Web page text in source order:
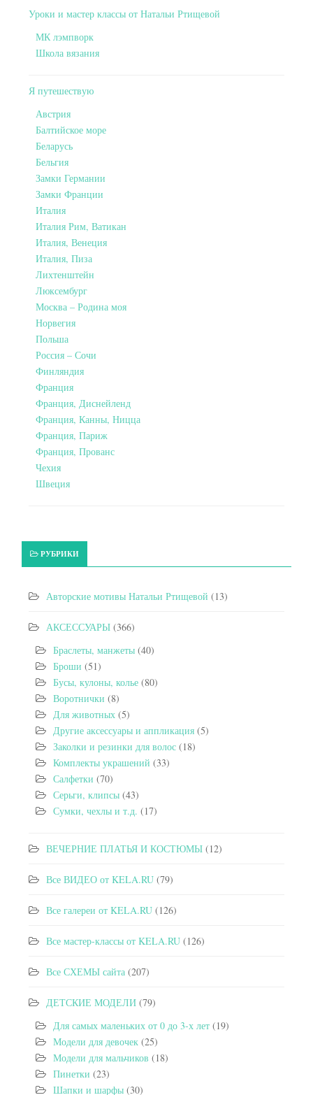
Уроки и мастер классы от Натальи Ртищевой
МК лэмпворк
Школа вязания
Я путешествую
Австрия
Балтийское море
Беларусь
Бельгия
Замки Германии
Замки Франции
Италия
Италия Рим, Ватикан
Италия, Венеция
Италия, Пиза
Лихтенштейн
Люксембург
Москва – Родина моя
Норвегия
Польша
Россия – Сочи
Финляндия
Франция
Франция, Диснейленд
Франция, Канны, Ницца
Франция, Париж
Франция, Прованс
Чехия
Швеция
РУБРИКИ
Авторские мотивы Натальи Ртищевой (13)
АКСЕССУАРЫ (366)
Браслеты, манжеты (40)
Броши (51)
Бусы, кулоны, колье (80)
Воротнички (8)
Для животных (5)
Другие аксессуары и аппликация (5)
Заколки и резинки для волос (18)
Комплекты украшений (33)
Салфетки (70)
Серьги, клипсы (43)
Сумки, чехлы и т.д. (17)
ВЕЧЕРНИЕ ПЛАТЬЯ И КОСТЮМЫ (12)
Все ВИДЕО от KELA.RU (79)
Все галереи от KELA.RU (126)
Все мастер-классы от KELA.RU (126)
Все СХЕМЫ сайта (207)
ДЕТСКИЕ МОДЕЛИ (79)
Для самых маленьких от 0 до 3-х лет (19)
Модели для девочек (25)
Модели для мальчиков (18)
Пинетки (23)
Шапки и шарфы (30)